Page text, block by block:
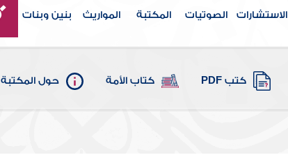
الاستشارات الصوتيات المكتبة المواريث بنين وبنات
كتب PDF كتاب الأمة حول المكتبة